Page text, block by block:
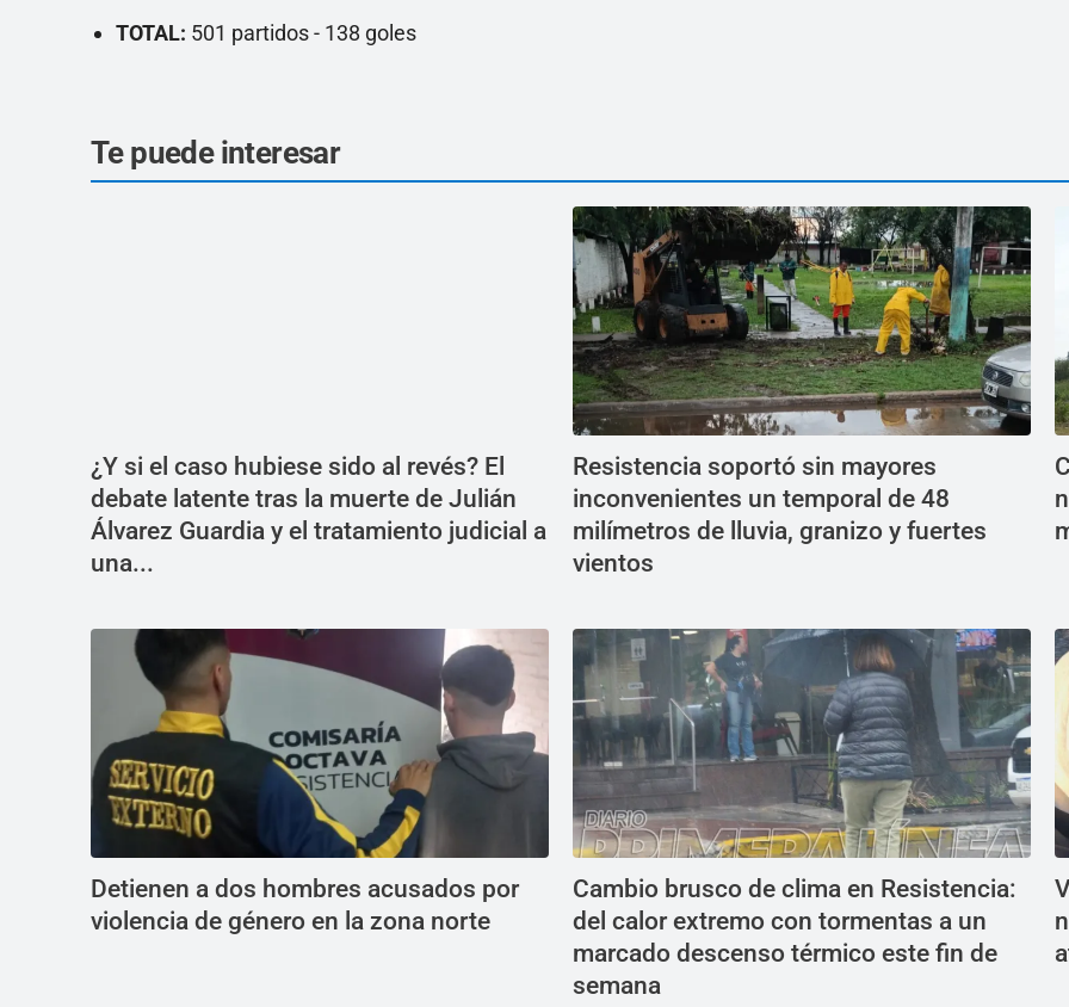
TOTAL: 501 partidos - 138 goles
Te puede interesar
¿Y si el caso hubiese sido al revés? El
debate latente tras la muerte de Julián
Álvarez Guardia y el tratamiento judicial a
una...
Resistencia soportó sin mayores
inconvenientes un temporal de 48
milímetros de lluvia, granizo y fuertes
vientos
Detienen a dos hombres acusados por
violencia de género en la zona norte
Cambio brusco de clima en Resistencia:
del calor extremo con tormentas a un
marcado descenso térmico este fin de
semana